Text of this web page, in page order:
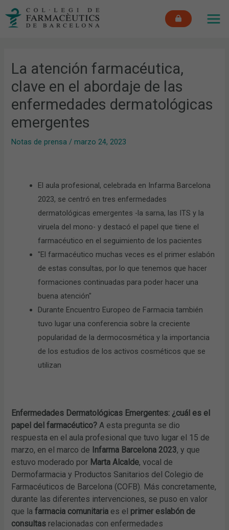
La atención farmacéutica,
clave en el abordaje de las
enfermedades dermatológicas
emergentes
Notas de prensa /marzo 24, 2023
El aula profesional, celebrada en Infarma Barcelona
2023, se centró en tres enfermedades
dermatológicas emergentes -la sarna, las ITS y la
viruela del mono- y destacó el papel que tiene el
farmacéutico en el seguimiento de los pacientes
"El farmacéutico muchas veces es el primer eslabón
de estas consultas, por lo que tenemos que hacer
formaciones continuadas para poder hacer una
buena atención"
Durante Encuentro Europeo de Farmacia también
tuvo lugar una conferencia sobre la creciente
popularidad de la dermocosmética y la importancia
de los estudios de los activos cosméticos que se
utilizan
Enfermedades Dermatológicas Emergentes: ¿cuál es el
papel del farmacéutico?A esta pregunta se dio
respuesta en el aula profesional que tuvo lugar el 15 de
marzo, en el marco de Infarma Barcelona 2023, y que
estuvo moderado por Marta Alcalde, vocal de
Dermofarmacia y Productos Sanitarios del Colegio de
Farmacéuticos de Barcelona (COFB). Más concretamente,
durante las diferentes intervenciones, se puso en valor
que lafarmacia comunitaria es el primer eslabón de
consultas relacionadas con enfermedades